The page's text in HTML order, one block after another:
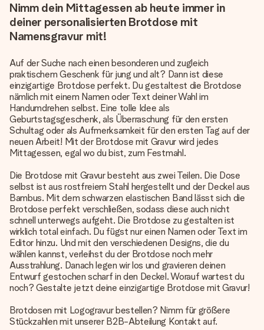
Nimm dein Mittagessen ab heute immer in
deiner personalisierten Brotdose mit
Namensgravur mit!
Auf der Suche nach einen besonderen und zugleich
praktischem Geschenk für jung und alt? Dann ist diese
einzigartige Brotdose perfekt. Du gestaltest die Brotdose
nämlich mit einem Namen oder Text deiner Wahl im
Handumdrehen selbst. Eine tolle Idee als
Geburtstagsgeschenk, als Überraschung für den ersten
Schultag oder als Aufmerksamkeit für den ersten Tag auf der
neuen Arbeit! Mit der Brotdose mit Gravur wird jedes
Mittagessen, egal wo du bist, zum Festmahl.
Die Brotdose mit Gravur besteht aus zwei Teilen. Die Dose
selbst ist aus rostfreiem Stahl hergestellt und der Deckel aus
Bambus. Mit dem schwarzen elastischen Band lässt sich die
Brotdose perfekt verschließen, sodass diese auch nicht
schnell unterwegs aufgeht. Die Brotdose zu gestalten ist
wirklich total einfach. Du fügst nur einen Namen oder Text im
Editor hinzu. Und mit den verschiedenen Designs, die du
wählen kannst, verleihst du der Brotdose noch mehr
Ausstrahlung. Danach legen wir los und gravieren deinen
Entwurf gestochen scharf in den Deckel. Worauf wartest du
noch? Gestalte jetzt deine einzigartige Brotdose mit Gravur!
Brotdosen mit Logogravur bestellen? Nimm für größere
Stückzahlen mit unserer B2B-Abteilung Kontakt auf.